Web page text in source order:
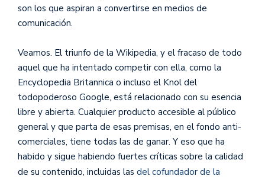
son los que aspiran a convertirse en medios de
comunicación.
Veamos. El triunfo de la Wikipedia, y el fracaso de todo
aquel que ha intentado competir con ella, como la
Encyclopedia Britannica o incluso el Knol del
todopoderoso Google, está relacionado con su esencia
libre y abierta. Cualquier producto accesible al público
general y que parta de esas premisas, en el fondo anti-
comerciales, tiene todas las de ganar. Y eso que ha
habido y sigue habiendo fuertes críticas sobre la calidad
de su contenido, incluidas las del cofundador de la